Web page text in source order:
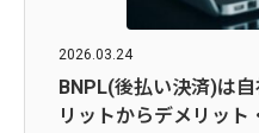
2026.03.24
BNPL(後払い決済)は
リットからデメリット